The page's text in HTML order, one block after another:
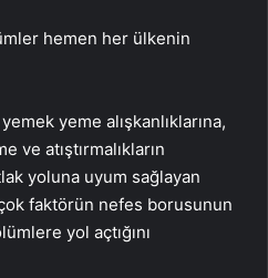
hemen her ülkenin
yeme alışkanlıklarına,
ve atıştırmalıkların
yoluna uyum sağlayan
faktörün nefes borusunun
yol açtığını